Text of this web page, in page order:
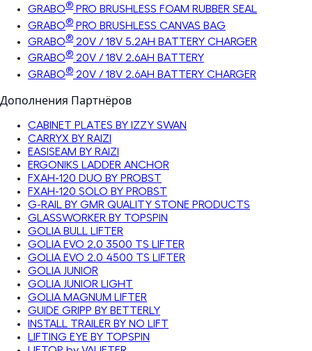
GRABO® PRO BRUSHLESS FOAM RUBBER SEAL
GRABO® PRO BRUSHLESS CANVAS BAG
GRABO® 20V / 18V 5.2AH BATTERY CHARGER
GRABO® 20V / 18V 2.6AH BATTERY
GRABO® 20V / 18V 2.6AH BATTERY CHARGER
Дополнения Партнёров
CABINET PLATES BY IZZY SWAN
CARRYX BY RAIZI
EASISEAM BY RAIZI
ERGONIKS LADDER ANCHOR
FXAH-120 DUO BY PROBST
FXAH-120 SOLO BY PROBST
G-RAIL BY GMR QUALITY STONE PRODUCTS
GLASSWORKER BY TOPSPIN
GOLIA BULL LIFTER
GOLIA EVO 2.0 3500 TS LIFTER
GOLIA EVO 2.0 4500 TS LIFTER
GOLIA JUNIOR
GOLIA JUNIOR LIGHT
GOLIA MAGNUM LIFTER
GUIDE GRIPP BY BETTERLY
INSTALL TRAILER BY NO LIFT
LIFTING EYE BY TOPSPIN